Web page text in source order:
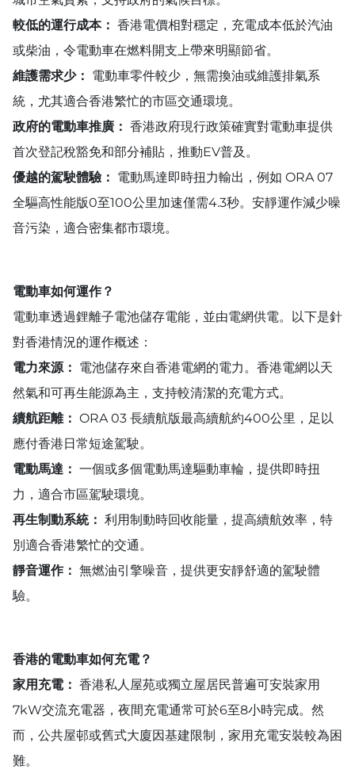
較低的運行成本： 香港電價相對穩定，充電成本低於汽油
或柴油，令電動車在燃料開支上帶來明顯節省。
維護需求少： 電動車零件較少，無需換油或維護排氣系
統，尤其適合香港繁忙的市區交通環境。
政府的電動車推廣： 香港政府現行政策確實對電動車提供
首次登記稅豁免和部分補貼，推動EV普及。
優越的駕駛體驗： 電動馬達即時扭力輸出，例如 ORA 07
全驅高性能版0至100公里加速僅需4.3秒。安靜運作減少噪
音污染，適合密集都市環境。
電動車如何運作？
電動車透過鋰離子電池儲存電能，並由電網供電。以下是針
對香港情況的運作概述：
電力來源： 電池儲存來自香港電網的電力。香港電網以天
然氣和可再生能源為主，支持較清潔的充電方式。
續航距離： ORA 03 長續航版最高續航約400公里，足以
應付香港日常短途駕駛。
電動馬達： 一個或多個電動馬達驅動車輪，提供即時扭
力，適合市區駕駛環境。
再生制動系統： 利用制動時回收能量，提高續航效率，特
別適合香港繁忙的交通。
靜音運作： 無燃油引擎噪音，提供更安靜舒適的駕駛體
驗。
香港的電動車如何充電？
家用充電： 香港私人屋苑或獨立屋居民普遍可安裝家用
7kW交流充電器，夜間充電通常可於6至8小時完成。然
而，公共屋邨或舊式大廈因基建限制，家用充電安裝較為困
難。